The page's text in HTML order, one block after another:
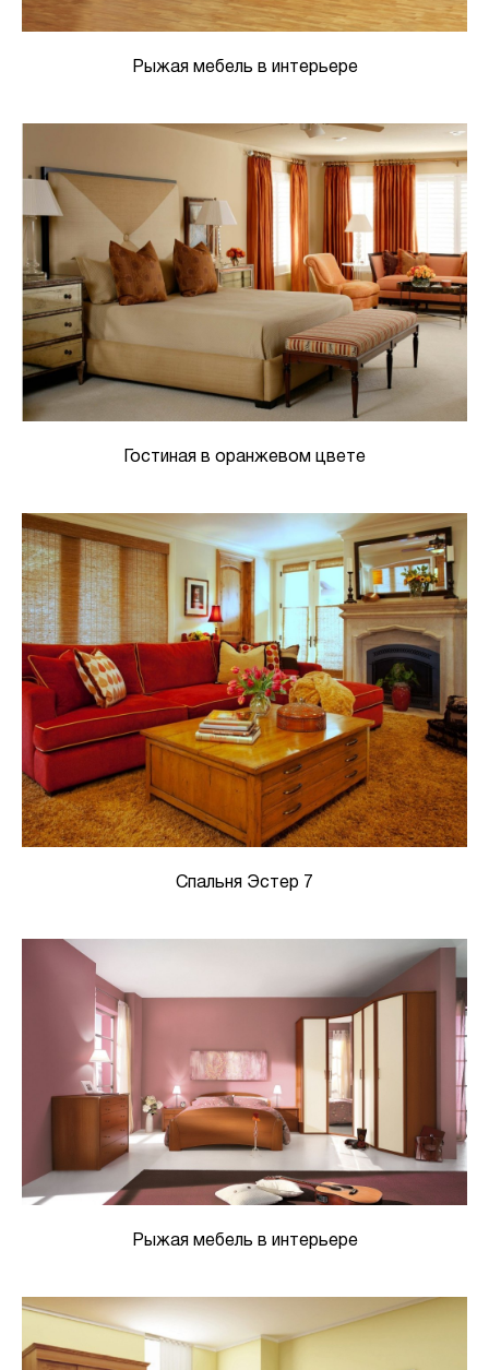
Рыжая мебель в интерьере
Гостиная в оранжевом цвете
Спальня Эстер 7
Рыжая мебель в интерьере